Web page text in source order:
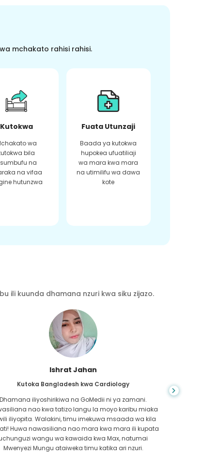
mchakato rahisi rahisi.
Kutokwa
wa
bila
na
na vifaa
hutunzwa
Fuata Utunzaji
Baada ya kutokwa
hupokea ufuatiliaji
wa mara kwa mara
na utimilifu wa dawa
kote
ili kuunda dhamana nzuri kwa siku zijazo.
Ahmad Hasan
Kutoka Oman kwa Saratani ya Mapafu
nikichunguza mtandaoni, nilipata GoMedii.
ngumu na nilihitaji jibu la haraka zaidi. Timu ya
haikuonyesha tu wakati wote wa siku, walikuwa
haraka katika kufunga hati yangu.